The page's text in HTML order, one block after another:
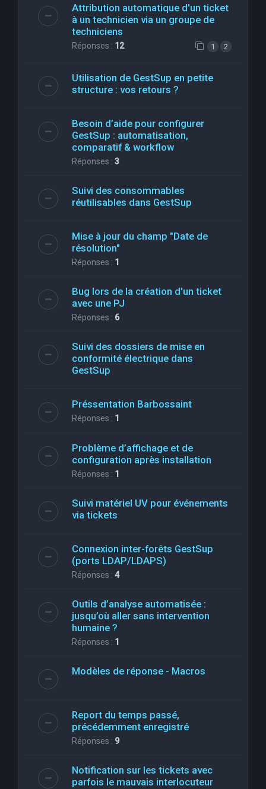
Attribution automatique d'un ticket
à un technicien via un groupe de
techniciens
Réponses : 12 1 2
Utilisation de GestSup en petite
structure : vos retours ?
Besoin d’aide pour configurer
GestSup : automatisation,
comparatif & workflow
Réponses : 3
Suivi des consommables
réutilisables dans GestSup
Mise à jour du champ "Date de
résolution"
Réponses : 1
Bug lors de la création d'un ticket
avec une PJ
Réponses : 6
Suivi des dossiers de mise en
conformité électrique dans
GestSup
Préssentation Barbossaint
Réponses : 1
Problème d’affichage et de
configuration après installation
Réponses : 1
Suivi matériel UV pour événements
via tickets
Connexion inter-forêts GestSup
(ports LDAP/LDAPS)
Réponses : 4
Outils d’analyse automatisée :
jusqu’où aller sans intervention
humaine ?
Réponses : 1
Modèles de réponse - Macros
Report du temps passé,
précédemment enregistré
Réponses : 9
Notification sur les tickets avec
parfois le mauvais interlocuteur